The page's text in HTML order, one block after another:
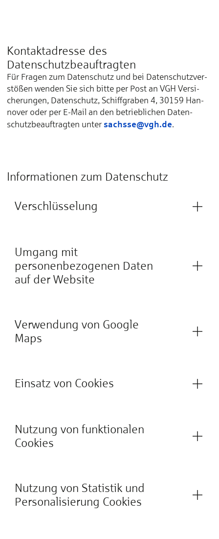
Kontaktadresse des
Datenschutzbeauftragten
Für Fra­gen zum Da­ten­schutz und bei Da­ten­schutz­ver­
stößen wen­den Sie sich bit­te per Post an VGH Ver­si­
che­run­gen, Da­ten­schutz, Schiff­gra­ben 4, 30159 Han­
no­ver oder per E-Mail an den be­trieb­li­chen Da­ten­
schutz­be­auf­trag­ten un­tersachsse@vgh.de.
Informationen zum Datenschutz
Verschlüsselung
Umgang mit
personenbezogenen Daten
auf der Website
Verwendung von Google
Maps
Einsatz von Cookies
Nutzung von funktionalen
Cookies
Nutzung von Statistik und
Personalisierung Cookies